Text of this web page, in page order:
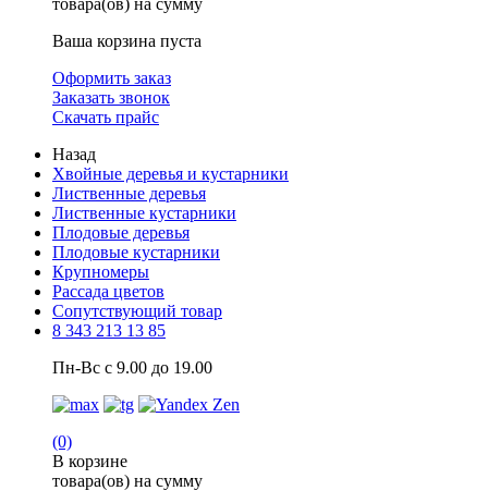
товара(ов) на сумму
Ваша корзина пуста
Оформить заказ
Заказать звонок
Скачать прайс
Назад
Хвойные деревья и кустарники
Лиственные деревья
Лиственные кустарники
Плодовые деревья
Плодовые кустарники
Крупномеры
Рассада цветов
Сопутствующий товар
8 343 213 13 85
Пн-Вс с 9.00 до 19.00
(0)
В корзине
товара(ов) на сумму